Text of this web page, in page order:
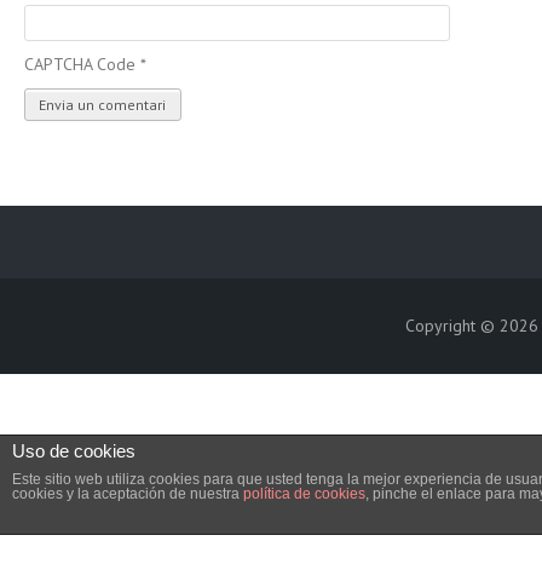
CAPTCHA Code *
Copyright © 2026
Uso de cookies
Este sitio web utiliza cookies para que usted tenga la mejor experiencia de
cookies y la aceptación de nuestra política de cookies, pinche el enlace para